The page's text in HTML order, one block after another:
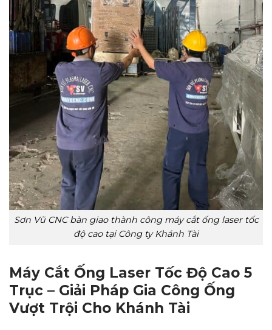
Sơn Vũ CNC bàn giao thành công máy cắt ống laser tốc
độ cao tại Công ty Khánh Tài
Máy Cắt Ống Laser Tốc Độ Cao 5
Trục – Giải Pháp Gia Công Ống
Vượt Trội Cho Khánh Tài